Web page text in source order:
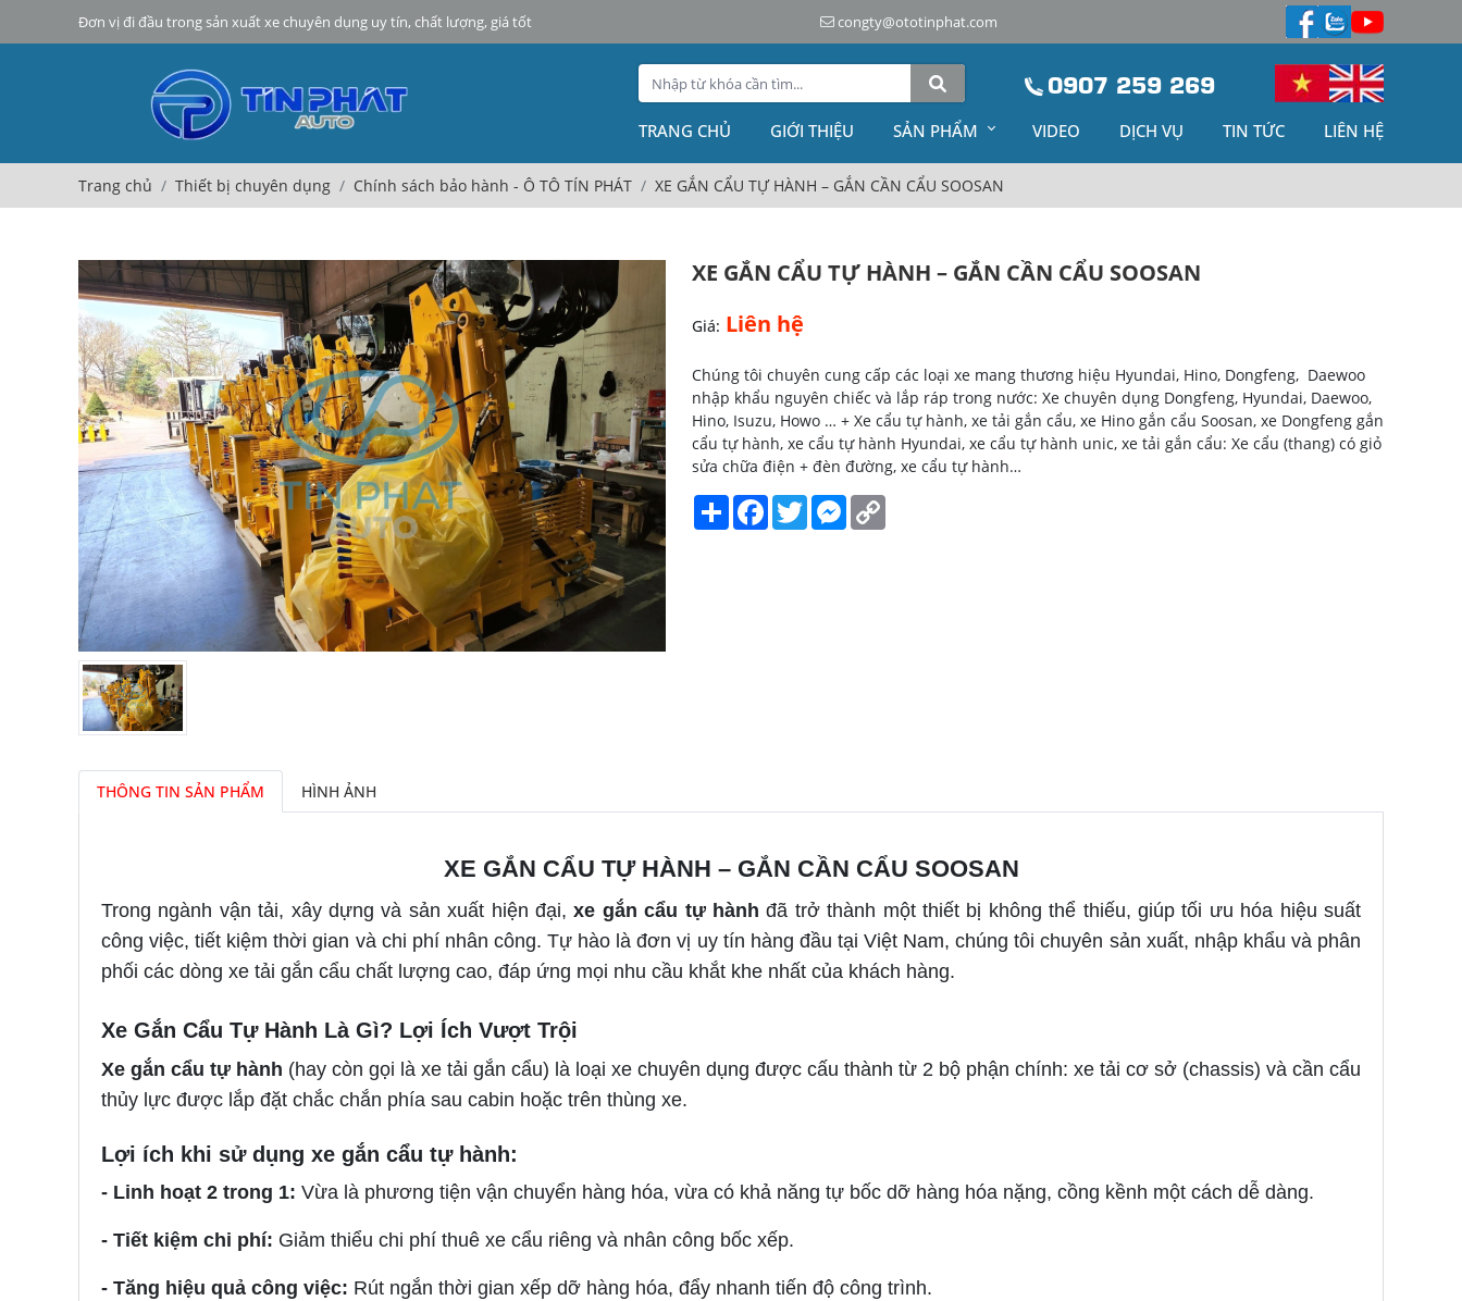
Đơn vị đi đầu trong sản xuất xe chuyên dụng uy tín, chất lượng, giá tốt congty@ototinphat.com
0907 259 269
TRANG CHỦ GIỚI THIỆU SẢN PHẨM VIDEO DỊCH VỤ TIN TỨC LIÊN HỆ
Trang chủ Thiết bị chuyên dụng Chính sách bảo hành - Ô TÔ TÍN PHÁT XE GẮN CẨU TỰ HÀNH – GẮN CẦN CẨU SOOSAN
XE GẮN CẨU TỰ HÀNH – GẮN CẦN CẨU SOOSAN
Giá: Liên hệ
Chúng tôi chuyên cung cấp các loại xe mang thương hiệu Hyundai, Hino, Dongfeng, Daewoo
nhập khẩu nguyên chiếc và lắp ráp trong nước: Xe chuyên dụng Dongfeng, Hyundai, Daewoo,
Hino, Isuzu, Howo … + Xe cẩu tự hành, xe tải gắn cẩu, xe Hino gắn cẩu Soosan, xe Dongfeng gắn
cẩu tự hành, xe cẩu tự hành Hyundai, xe cẩu tự hành unic, xe tải gắn cẩu: Xe cẩu (thang) có giỏ
sửa chữa điện + đèn đường, xe cẩu tự hành…
Share Facebook
TwitterMessenger
THÔNG TIN SẢN PHẨM HÌNH ẢNH
XE GẮN CẨU TỰ HÀNH – GẮN CẦN CẨU SOOSAN
Trong ngành vận tải, xây dựng và sản xuất hiện đại,xe gắn cẩu tự hành đã trở thành một thiết bị không thể thiếu, giúp tối ưu hóa hiệu suất
công việc, tiết kiệm thời gian và chi phí nhân công. Tự hào là đơn vị uy tín hàng đầu tại Việt Nam, chúng tôi chuyên sản xuất, nhập khẩu và phân
phối các dòng xe tải gắn cẩu chất lượng cao, đáp ứng mọi nhu cầu khắt khe nhất của khách hàng.
Xe Gắn Cẩu Tự Hành Là Gì? Lợi Ích Vượt Trội
Xe gắn cẩu tự hành (hay còn gọi là xe tải gắn cẩu) là loại xe chuyên dụng được cấu thành từ 2 bộ phận chính: xe tải cơ sở (chassis) và cần cẩu
thủy lực được lắp đặt chắc chắn phía sau cabin hoặc trên thùng xe.
Lợi ích khi sử dụng xe gắn cẩu tự hành:
- Linh hoạt 2 trong 1: Vừa là phương tiện vận chuyển hàng hóa, vừa có khả năng tự bốc dỡ hàng hóa nặng, cồng kềnh một cách dễ dàng.
- Tiết kiệm chi phí: Giảm thiểu chi phí thuê xe cẩu riêng và nhân công bốc xếp.
- Tăng hiệu quả công việc: Rút ngắn thời gian xếp dỡ hàng hóa, đẩy nhanh tiến độ công trình.